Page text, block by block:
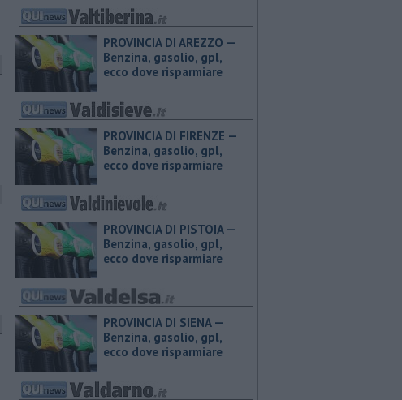
PROVINCIA DI AREZZO — ​
Benzina, gasolio, gpl,
ecco dove risparmiare
PROVINCIA DI FIRENZE — ​
Benzina, gasolio, gpl,
ecco dove risparmiare
PROVINCIA DI PISTOIA — ​
Benzina, gasolio, gpl,
ecco dove risparmiare
PROVINCIA DI SIENA — ​
Benzina, gasolio, gpl,
ecco dove risparmiare